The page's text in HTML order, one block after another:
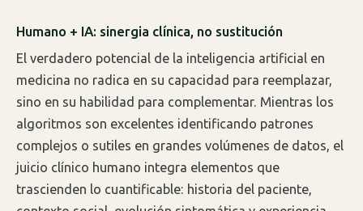
Humano + IA: sinergia clínica, no sustitución
El verdadero potencial de la inteligencia artificial en
medicina no radica en su capacidad para reemplazar,
sino en su habilidad para complementar. Mientras los
algoritmos son excelentes identificando patrones
complejos o sutiles en grandes volúmenes de datos, el
juicio clínico humano integra elementos que
trascienden lo cuantificable: historia del paciente,